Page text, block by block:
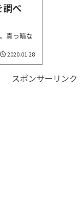
調べ
真っ暗な
2020.01.28
スポンサーリンク